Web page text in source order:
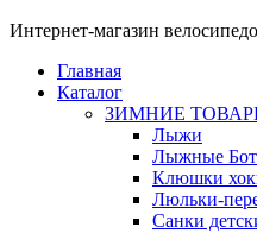
Интернет-магазин
Главная
Каталог
ЗИМНИЕ
Лыжи
Лыжные
Клюшки
Люльки-
Санки